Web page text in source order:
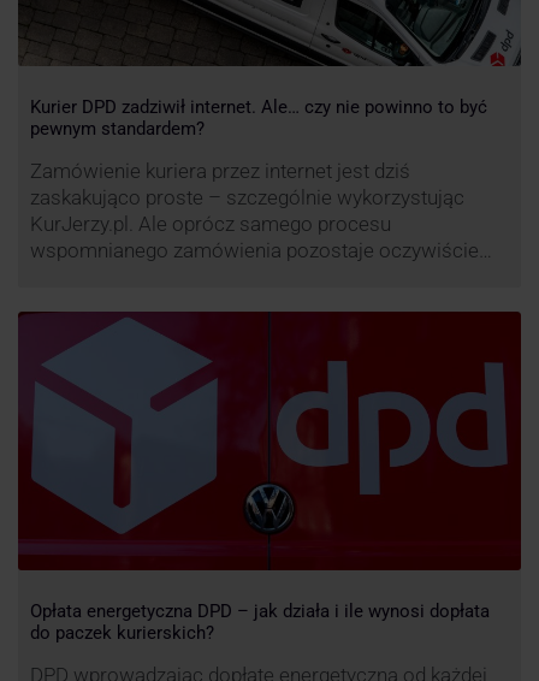
Kurier DPD zadziwił internet. Ale… czy nie powinno to być
pewnym standardem?
Zamówienie kuriera przez internet jest dziś
zaskakująco proste – szczególnie wykorzystując
KurJerzy.pl. Ale oprócz samego procesu
wspomnianego zamówienia pozostaje oczywiście
nadchodzi czas na wyjątkowo ciekawą historię tego,
co zrobił pewien kurier DPD.
Opłata energetyczna DPD – jak działa i ile wynosi dopłata
do paczek kurierskich?
DPD wprowadzając dopłatę energetyczną od każdej